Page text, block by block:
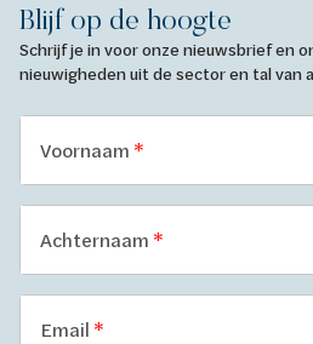
Blijf op de hoogte
Schrijf je in voor onze nieuwsbrief en
nieuwigheden uit de sector en tal van
Voornaam
Achternaam
Email